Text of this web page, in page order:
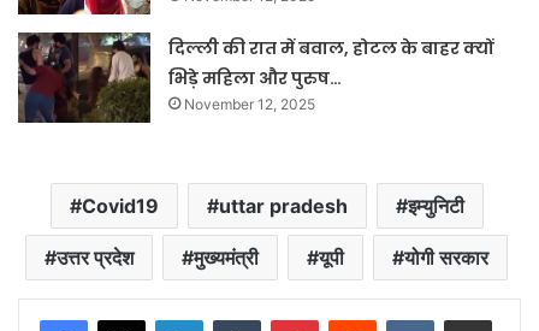
दिल्ली की रात में बवाल, होटल के बाहर क्यों
भिड़े महिला और पुरुष…
November 12, 2025
Covid19 uttar pradesh इम्युनिटी
उत्तर प्रदेश मुख्यमंत्री यूपी योगी सरकार
LinkedInTumblr PinterestReddit VKontakteShare via Email